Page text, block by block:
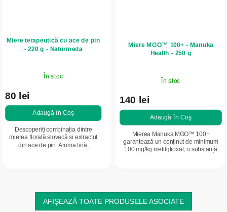
Miere terapeutică cu ace de pin
- 220 g - Naturmeda
În stoc
80 lei
Adaugă în Coş
Descoperiți combinația dintre
mierea florală slovacă și extractul
din ace de pin. Aroma fină,
Miere MGO™ 100+ - Manuka
Health - 250 g
În stoc
140 lei
Adaugă în Coş
Mierea Manuka MGO™ 100+
garantează un conținut de minimum
100 mg/kg metilglioxal, o substanță
AFIŞEAZĂ TOATE PRODUSELE ASOCIATE